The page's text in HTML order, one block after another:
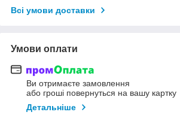
Всі умови доставки
Умови оплати
Ви отримаєте замовлення
або гроші повернуться на вашу картку
Детальніше